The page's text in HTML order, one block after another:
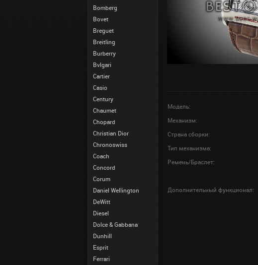
Bomberg
Bovet
Breguet
Breitling
Burberry
Bvlgari
Cartier
Casio
Century
Chaumet
Chopard
Christian Dior
Chronoswiss
Coach
Concord
Corum
Daniel Wellington
DeWitt
Diesel
Dolce & Gabbana
Dunhill
Esprit
Ferrari
Модель:
Механизм:
Страна сборки:
Тип механизма:
Ремень/Браслет:
Дополнительный функционал: